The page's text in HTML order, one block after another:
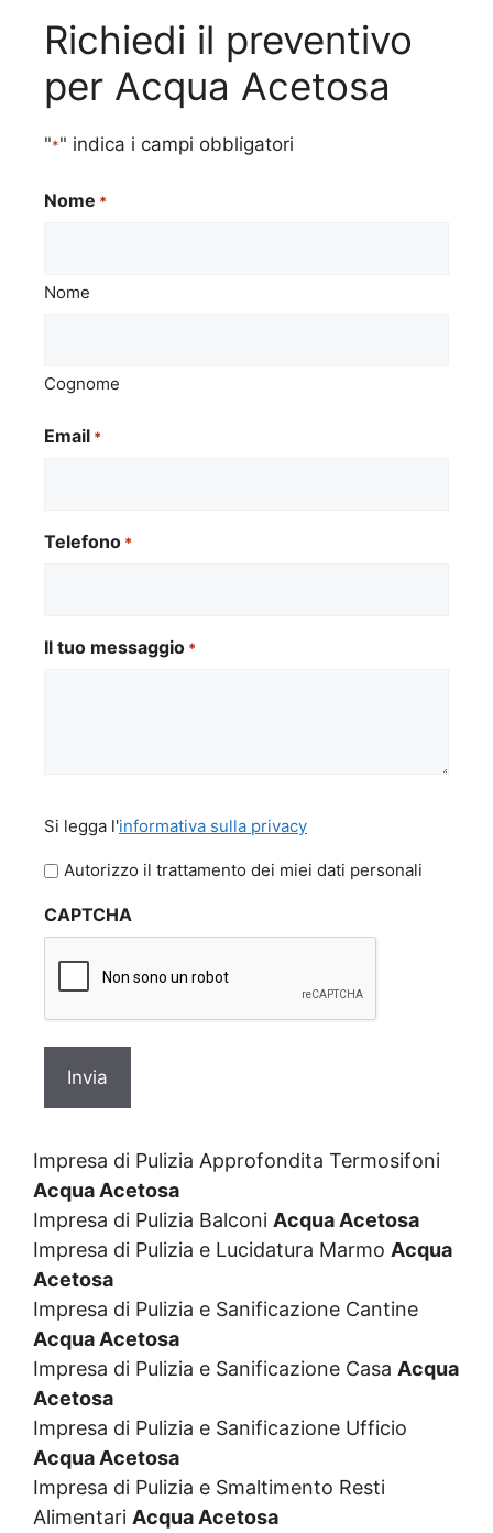
Richiedi il preventivo
per Acqua Acetosa
"*" indica i campi obbligatori
Nome *
Nome
Cognome
Email *
Telefono *
Il tuo messaggio *
legga
l'informativa
privacy
Si legga l'informativa sulla privacy
Autorizzo il trattamento dei miei dati personali
CAPTCHA
Impresa di Pulizia Approfondita Termosifoni
Acqua Acetosa
Impresa di Pulizia Balconi Acqua Acetosa
Impresa di Pulizia e Lucidatura Marmo Acqua
Acetosa
Impresa di Pulizia e Sanificazione Cantine
Acqua Acetosa
Impresa di Pulizia e Sanificazione Casa Acqua
Acetosa
Impresa di Pulizia e Sanificazione Ufficio
Acqua Acetosa
Impresa di Pulizia e Smaltimento Resti
Alimentari Acqua Acetosa